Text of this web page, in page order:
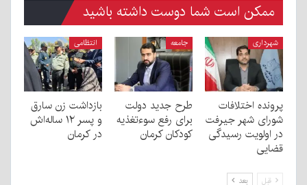
ممکن است شما دوست داشته باشید
شهرداری
پرونده اختلافات
شورای شهر جیرفت
در اولویت رسیدگی
قضایی
جامعه
طرح جدید دولت
برای رفع سوءتغذیه
کودکان کرمان
انتظامی
بازداشت زن سارق
و پسر ۱۲ ساله‌اش
در کرمان
قبل بعد